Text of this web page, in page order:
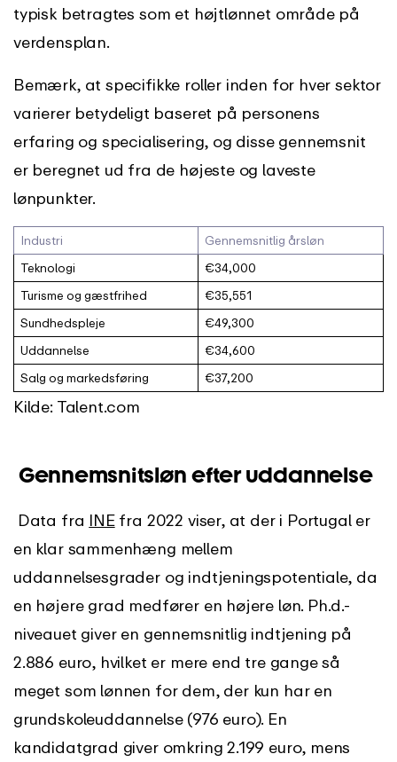
typisk betragtes som et højtlønnet område på
verdensplan.
Bemærk, at specifikke roller inden for hver sektor
varierer betydeligt baseret på personens
erfaring og specialisering, og disse gennemsnit
er beregnet ud fra de højeste og laveste
lønpunkter.
Industri
Gennemsnitlig årsløn
Teknologi
€34,000
Turisme og gæstfrihed
€35,551
Sundhedspleje
€49,300
Uddannelse
€34,600
Salg og markedsføring
€37,200
Kilde: Talent.com
Gennemsnitsløn efter uddannelse
Data fra INEfra 2022 viser, at der i Portugal er
en klar sammenhæng mellem
uddannelsesgrader og indtjeningspotentiale, da
en højere grad medfører en højere løn. Ph.d.-
niveauet giver en gennemsnitlig indtjening på
2.886 euro, hvilket er mere end tre gange så
meget som lønnen for dem, der kun har en
grundskoleuddannelse (976 euro). En
kandidatgrad giver omkring 2.199 euro, mens